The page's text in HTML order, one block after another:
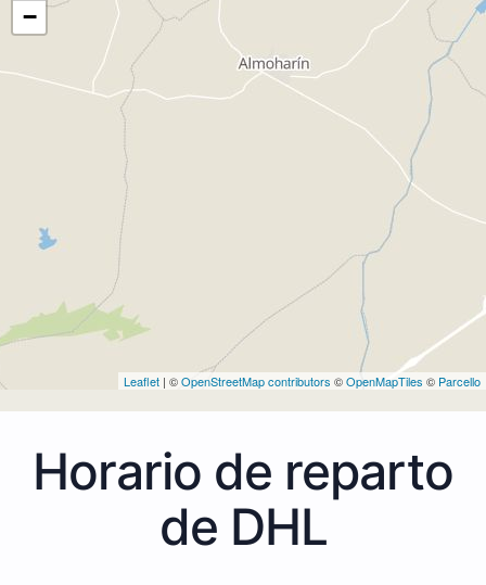
−
Leaflet | ©OpenStreetMap contributors ©OpenMapTiles © Parcello
Horario de reparto
de DHL